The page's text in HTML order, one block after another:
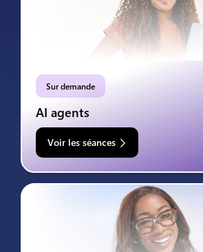
Sur demande
AI agents
Voir les séances